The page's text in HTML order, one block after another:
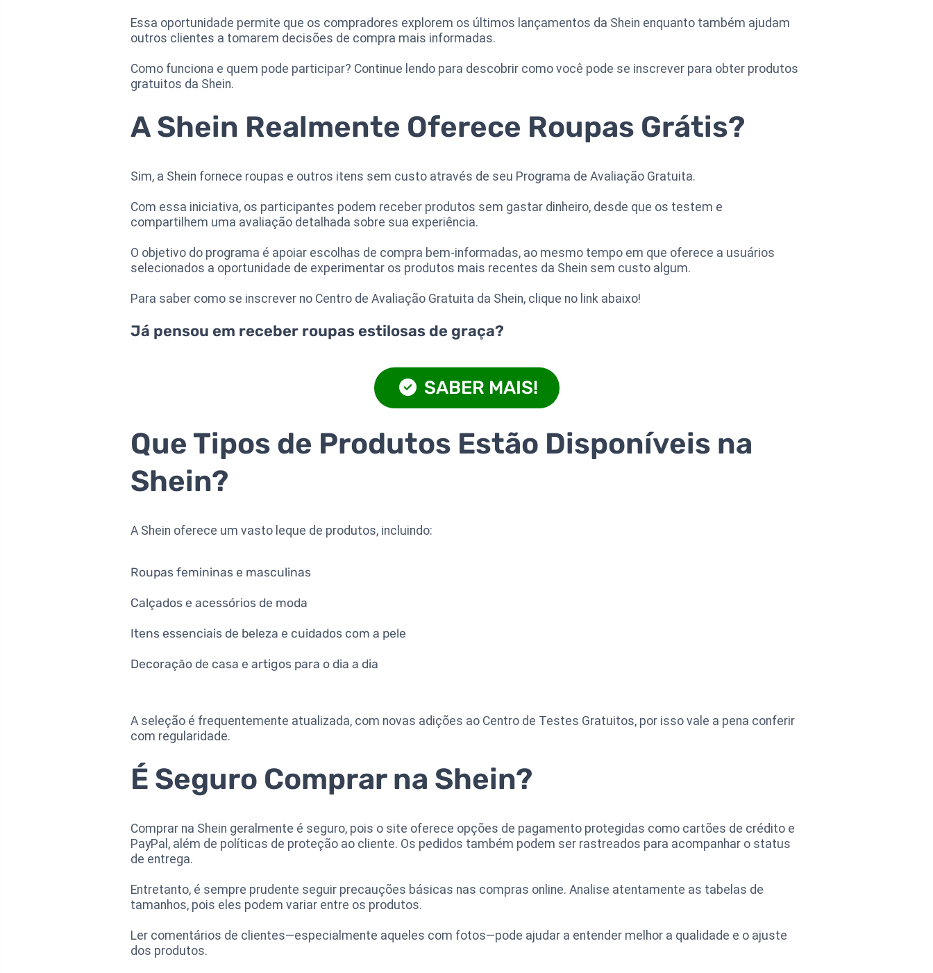
Essa oportunidade permite que os compradores explorem os últimos lançamentos da Shein enquanto também ajudam
outros clientes a tomarem decisões de compra mais informadas.
Como funciona e quem pode participar? Continue lendo para descobrir como você pode se inscrever para obter produtos
gratuitos da Shein.
A Shein Realmente Oferece Roupas Grátis?
Sim, a Shein fornece roupas e outros itens sem custo através de seu Programa de Avaliação Gratuita.
Com essa iniciativa, os participantes podem receber produtos sem gastar dinheiro, desde que os testem e
compartilhem uma avaliação detalhada sobre sua experiência.
O objetivo do programa é apoiar escolhas de compra bem-informadas, ao mesmo tempo em que oferece a usuários
selecionados a oportunidade de experimentar os produtos mais recentes da Shein sem custo algum.
Para saber como se inscrever no Centro de Avaliação Gratuita da Shein, clique no link abaixo!
Já pensou em receber roupas estilosas de graça?
SABER MAIS!
Que Tipos de Produtos Estão Disponíveis na
Shein?
A Shein oferece um vasto leque de produtos, incluindo:
Roupas femininas e masculinas
Calçados e acessórios de moda
Itens essenciais de beleza e cuidados com a pele
Decoração de casa e artigos para o dia a dia
A seleção é frequentemente atualizada, com novas adições ao Centro de Testes Gratuitos, por isso vale a pena conferir
com regularidade.
É Seguro Comprar na Shein?
Comprar na Shein geralmente é seguro, pois o site oferece opções de pagamento protegidas como cartões de crédito e
PayPal, além de políticas de proteção ao cliente. Os pedidos também podem ser rastreados para acompanhar o status
de entrega.
Entretanto, é sempre prudente seguir precauções básicas nas compras online. Analise atentamente as tabelas de
tamanhos, pois eles podem variar entre os produtos.
Ler comentários de clientes—especialmente aqueles com fotos—pode ajudar a entender melhor a qualidade e o ajuste
dos produtos.